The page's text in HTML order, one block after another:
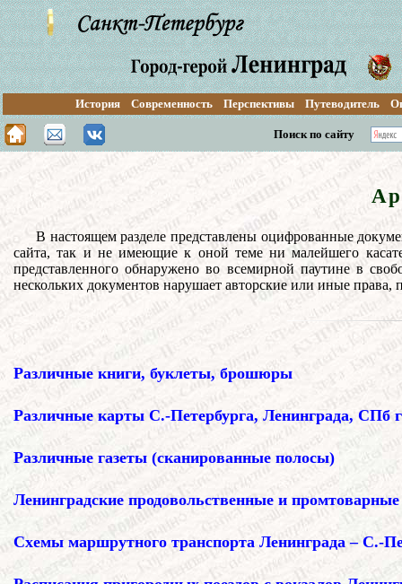
История Современность Перспективы Путеводитель
Поиск по сайту
В настоящем разделе представлены оцифрованные
сайта, так и не имеющие к оной теме ни малейшего
представленного обнаружено во всемирной паутине в
нескольких документов нарушает авторские или иные права,
Различные книги, буклеты, брошюры
Различные карты С.-Петербурга, Ленинграда, СПб
Различные газеты (сканированные полосы)
Ленинградские продовольственные и промтоварные
Схемы маршрутного транспорта Ленинграда – С.-